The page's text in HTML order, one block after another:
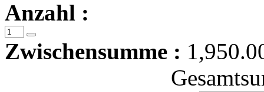
Anzahl :
Zwischensumme :